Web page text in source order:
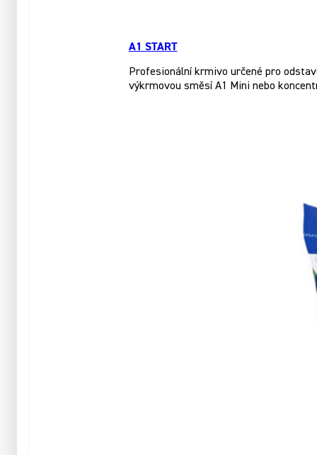
A1 START
Profesionální krmivo určené pro
výkrmovou směsí A1 Mini nebo